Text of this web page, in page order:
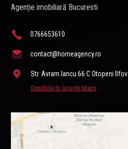
Agenție imobiliară Bucuresti
0766653610
contact@homeagency.ro
Str. Avram Iancu 66 C Otopeni Ilfov
Deschide în Google Maps